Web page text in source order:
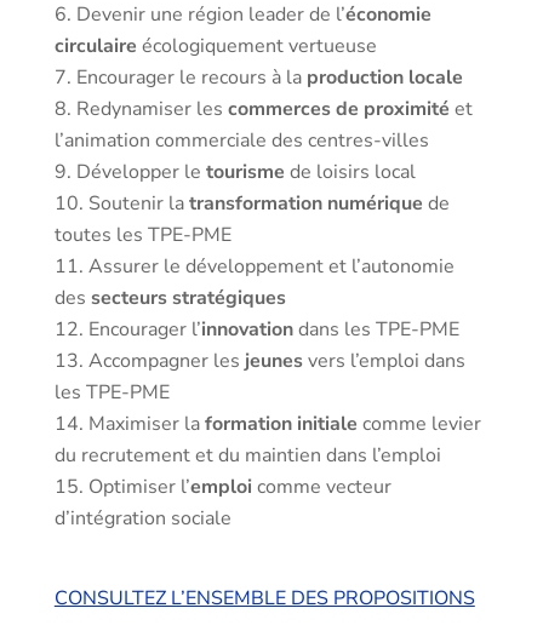
Devenir une région leader de l’économie
circulaire écologiquement vertueuse
Encourager le recours à la production locale
Redynamiser les commerces de proximité et
l’animation commerciale des centres-villes
Développer le tourisme de loisirs local
Soutenir latransformation numérique de
toutes les TPE-PME
Assurer le développement et l’autonomie
des secteurs stratégiques
Encourager l’innovationdans les TPE-PME
Accompagner les jeunesvers l’emploi dans
les TPE-PME
Maximiser laformation initiale comme levier
du recrutement et du maintien dans l’emploi
Optimiser l’emploicomme vecteur
d’intégration sociale
CONSULTEZ L’ENSEMBLE DES PROPOSITIONS